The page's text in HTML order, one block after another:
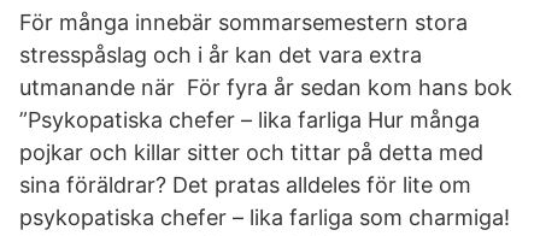
För många innebär sommarsemestern stora
stresspåslag och i år kan det vara extra
utmanande när För fyra år sedan kom hans bok
”Psykopatiska chefer – lika farliga Hur många
pojkar och killar sitter och tittar på detta med
sina föräldrar? Det pratas alldeles för lite om
psykopatiska chefer – lika farliga som charmiga!